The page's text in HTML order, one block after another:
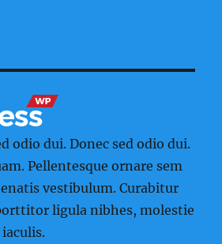
odio dui. Donec sed odio dui.
Pellentesque ornare sem
vestibulum. Curabitur
ligula nibhes, molestie